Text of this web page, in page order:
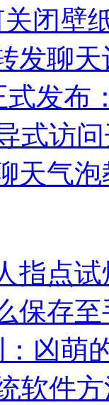
关闭壁
发聊天
发布
式访
天气
指点
保存至
凶萌
软件